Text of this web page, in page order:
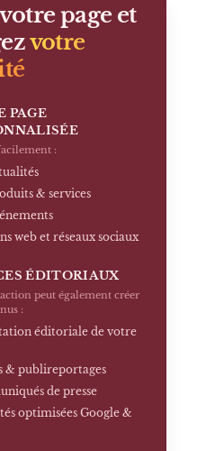
page et
votre
PAGE
:
& services
web et réseaux sociaux
ÉDITORIAUX
peut également créer
:
éditoriale de votre
& publireportages
de presse
optimisées Google &